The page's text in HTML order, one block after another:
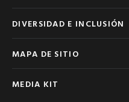
DIVERSIDAD E INCLUSIÓN
MAPA DE SITIO
MEDIA KIT